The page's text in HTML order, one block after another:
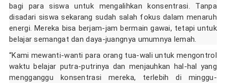
bagi para siswa untuk mengalihkan konsentrasi. Tanpa
disadari siswa sekarang sudah salah fokus dalam menaruh
energi. Mereka bisa berjam-jam bermain gawai, tetapi untuk
belajar semangat dan daya-juangnya umumnya lemah.
“Kami mewanti-wanti para orang tua-wali untuk mengontrol
waktu belajar putra-putrinya dan menjauhkan hal-hal yang
mengganggu konsentrasi mereka, terlebih di minggu-